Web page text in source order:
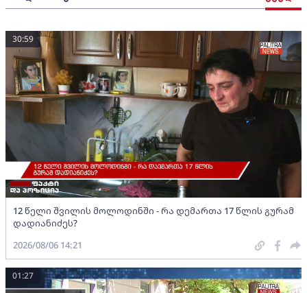
12 წელი შვილის მოლოდინში - რა დემართა 17 წლის გურამ
დადიანიძეს?
30:59
2026/08/06 14:21
01:27